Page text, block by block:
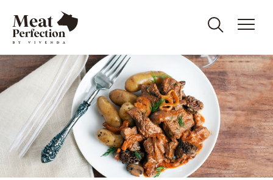
Meat
Perfection
Meat
&
Eat
Perfection